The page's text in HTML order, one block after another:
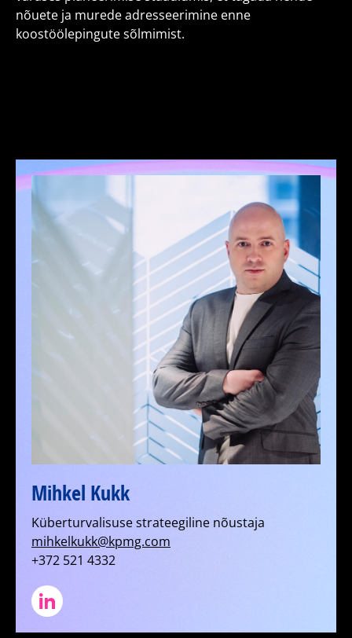
nõuete ja murede adresseerimine enne
koostöölepingute sõlmimist.
Mihkel Kukk
Küberturvalisuse strateegiline nõustaja
mihkelkukk@kpmg.com
+372 521 4332